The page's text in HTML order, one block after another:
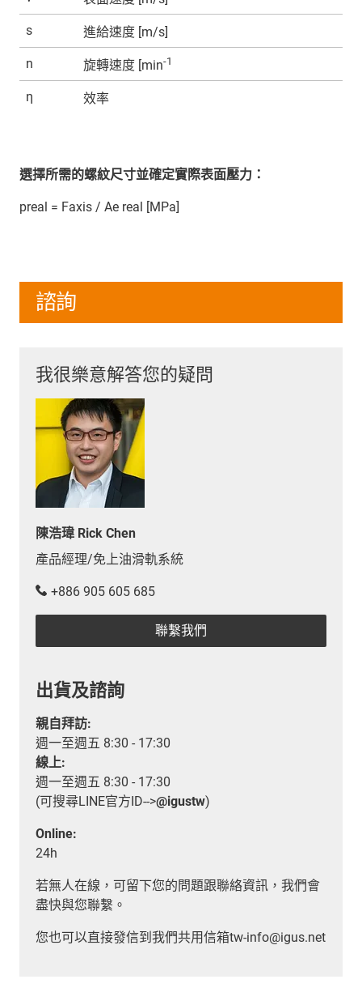
s 進給速度 [m/s]
n 旋轉速度 [min-1
η 效率
選擇所需的螺紋尺寸並確定實際表面壓力：
preal = Faxis / Ae real [MPa]
諮詢
我很樂意解答您的疑問
陳浩瑋 Rick Chen
產品經理/免上油滑軌系統
+886 905 605 685
聯繫我們
出貨及諮詢
親自拜訪:
週一至週五 8:30 - 17:30
線上:
週一至週五 8:30 - 17:30
(可搜尋LINE官方ID-->@igustw)
Online:
24h
若無人在線，可留下您的問題跟聯絡資訊，我們會
盡快與您聯繫。
您也可以直接發信到我們共用信箱tw-info@igus.net